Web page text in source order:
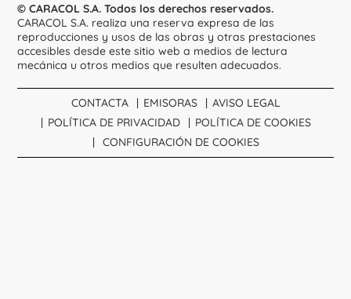
© CARACOL S.A. Todos los derechos reservados.
CARACOL S.A. realiza una reserva expresa de las
reproducciones y usos de las obras y otras prestaciones
accesibles desde este sitio web a medios de lectura
mecánica u otros medios que resulten adecuados.
CONTACTA EMISORAS
AVISO LEGAL
POLÍTICA DE PRIVACIDAD
POLÍTICA DE COOKIES
CONFIGURACIÓN DE COOKIES